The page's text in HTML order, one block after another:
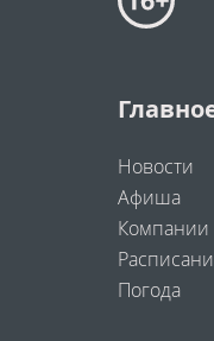
Новости
Афиша
Компании
Погода